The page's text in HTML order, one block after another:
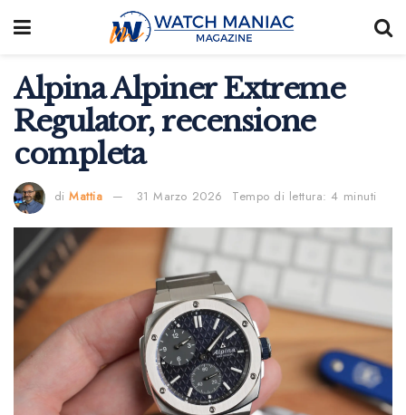
Alpina Alpiner Extreme
Regulator, recensione
completa
di Mattia 31 Marzo 2026 Tempo di lettura: 4 minuti